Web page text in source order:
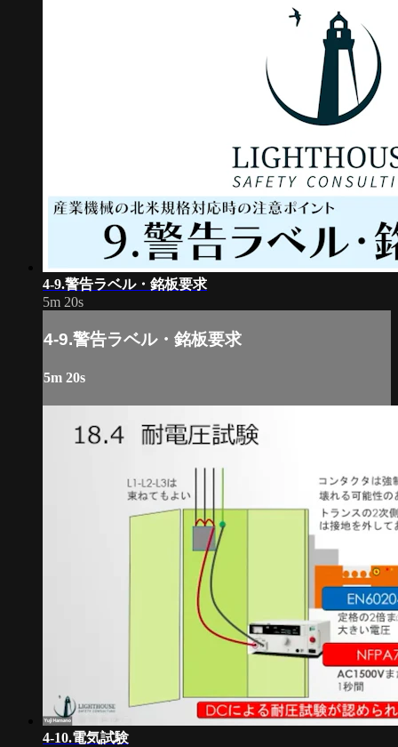
4-9.警告ラベル・銘板要求
5m 20s
4-9.警告ラベル・銘板要求
5m 20s
4-10.電気試験